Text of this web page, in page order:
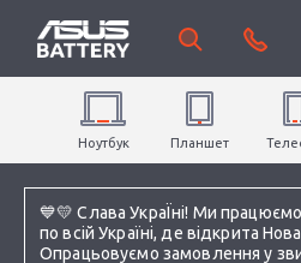
💙💛 Слава УкраЇні! Ми
по всій Україні, де відкрита
Опрацьовуємо замовлення у
Ноутбук Планшет